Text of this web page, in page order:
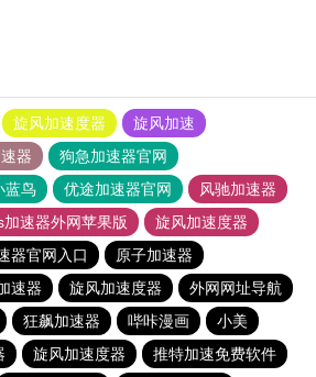
旋风加速度器
旋风加速
器
狗急加速器官网
蓝鸟 优途加速器官网
风驰加速器
加速器外网苹果版
旋风加速度器
器官网入口
原子加速器
速器 旋风加速度器
外网网址导航
狂飙加速器 哔咔漫画
小美
旋风加速度器
推特加速免费软件